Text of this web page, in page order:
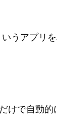
うアプリ
けで自動的